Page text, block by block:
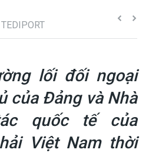
lối đối ngoại
của Đảng và Nhà
quốc tế của
Việt Nam thời